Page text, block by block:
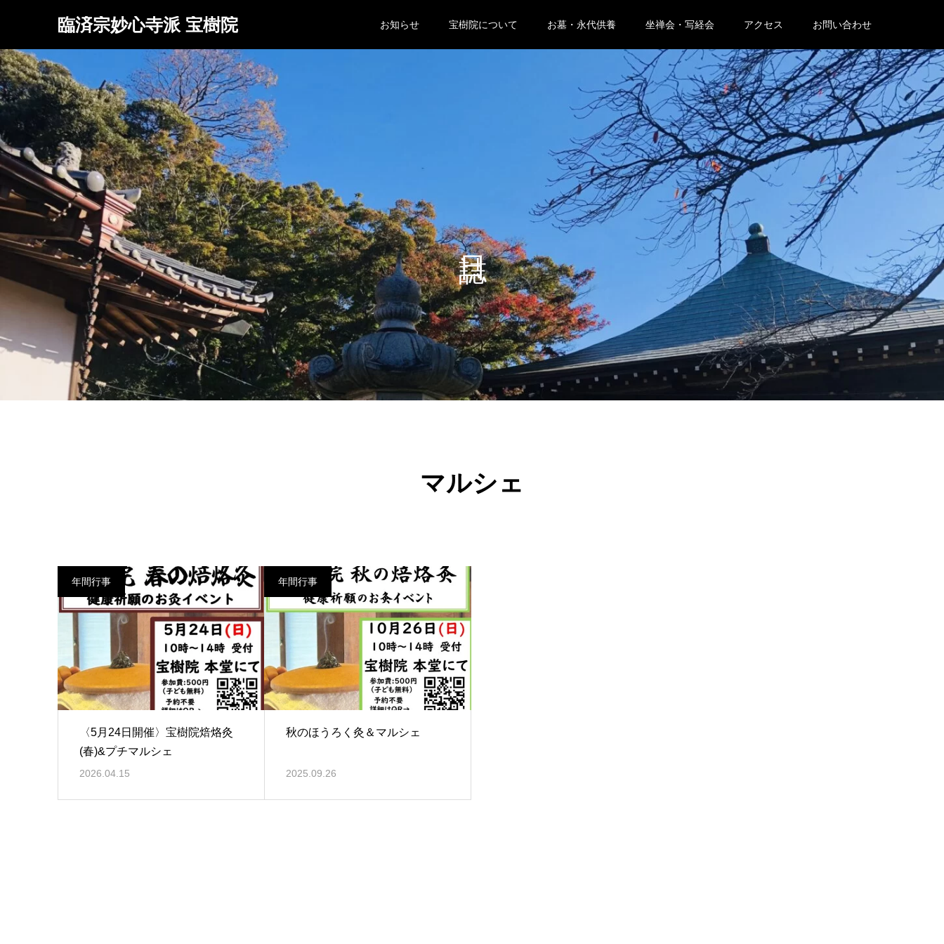
臨済宗妙心寺派 宝樹院 お知らせ 宝樹院について お墓・永代供養 坐禅会・写経会 アクセス お問い合わせ
マルシェ
年間行事
〈5月24日開催〉宝樹院焙烙灸
(春)&プチマルシェ
2026.04.15
年間行事
秋のほうろく灸＆マルシェ
2025.09.26